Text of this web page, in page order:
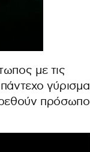
με τις
γύρισμα
πρόσωπο